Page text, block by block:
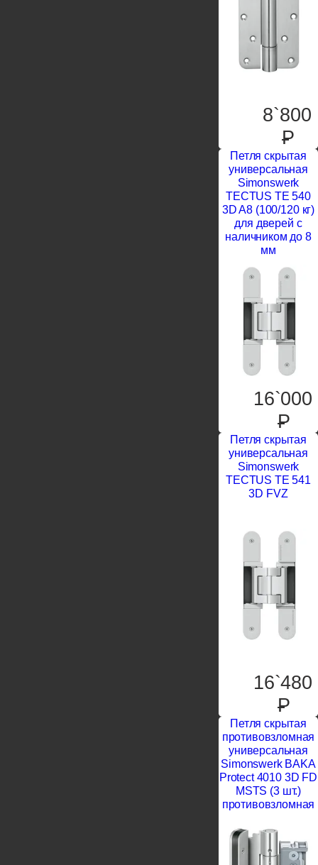
8`800
P
Петля скрытая
универсальная
Simonswerk
TECTUS TE 540
3D A8 (100/120 кг)
для дверей с
наличником до 8
мм
16`000
P
Петля скрытая
универсальная
Simonswerk
TECTUS TE 541
3D FVZ
16`480
P
Петля скрытая
противовзломная
универсальная
Simonswerk BAKA
Protect 4010 3D FD
MSTS (3 шт.)
противовзломная